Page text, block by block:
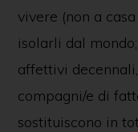
vivere (non a
isolarli dal
affettivi
compagni/e di
sostituiscono in